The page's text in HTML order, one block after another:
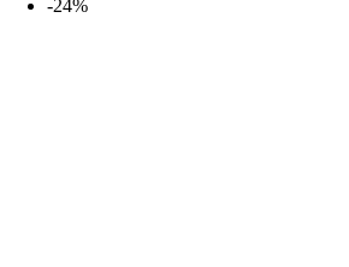
-24%